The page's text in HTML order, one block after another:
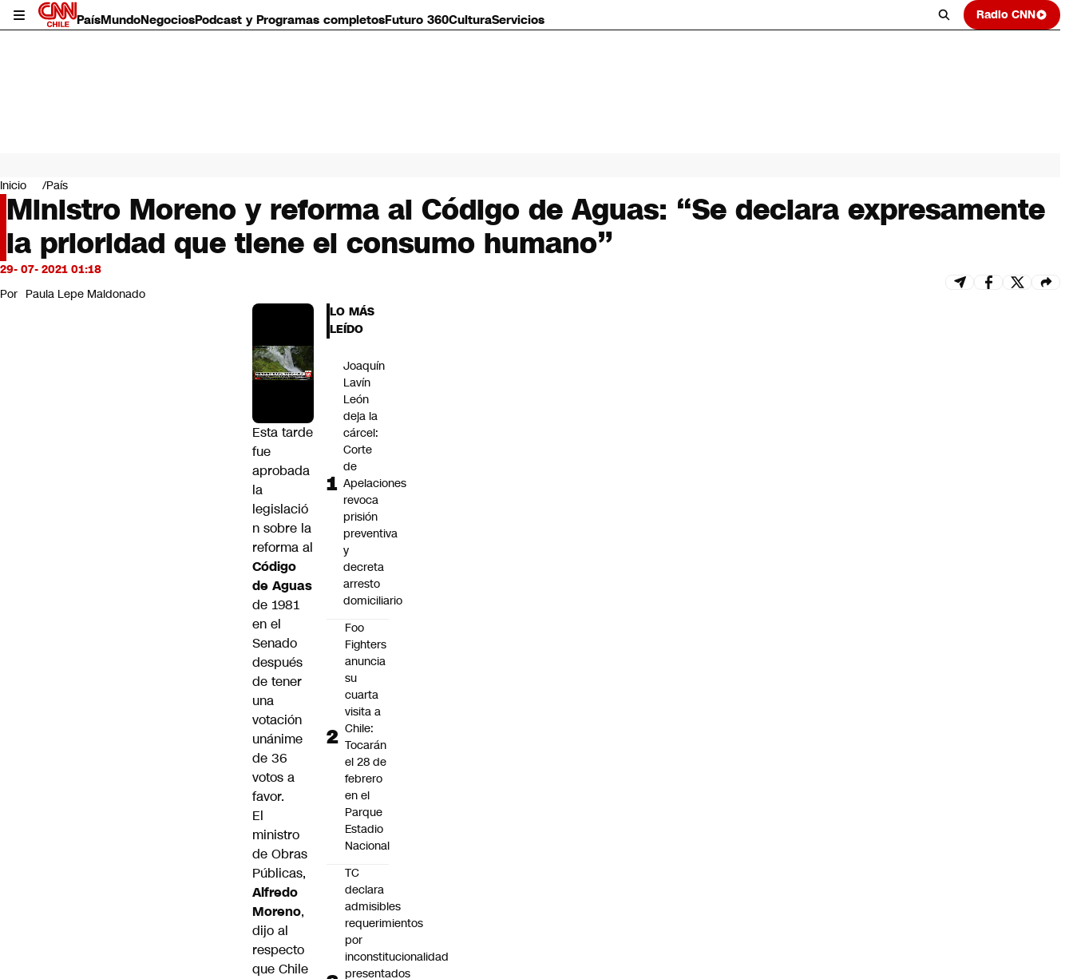
PaísMundoNegociosPodcast y Programas completosFuturo 360CulturaServicios Radio CNN
Mundo
Negocios
Deportes
Programas completos
Cultura
Servicios
Bits
CNN Data
Inicio País
Ministro Moreno y reforma al Código de Aguas: “Se declara expresamente
la prioridad que tiene el consumo humano”
29- 07- 2021 01:18
Por Paula Lepe Maldonado
Esta tarde
fue
aprobada
la
legislació
n sobre la
reforma al
Código
de Aguas
de 1981
en el
Senado
después
de tener
una
votación
unánime
de 36
votos a
favor.
El
ministro
de Obras
Públicas,
Alfredo
Moreno,
dijo al
respecto
que Chile
LO MÁS
LEÍDO
Joaquín
Lavín
León
deja la
cárcel:
Corte
de
Apelaciones
revoca
prisión
preventiva
y
decreta
arresto
domiciliario
Foo
Fighters
anuncia
su
cuarta
visita a
Chile:
Tocarán
el 28 de
febrero
en el
Parque
Estadio
Nacional
TC
declara
admisibles
requerimientos
por
inconstitucionalidad
presentados